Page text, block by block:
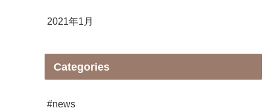
2021年1月
Categories
#news